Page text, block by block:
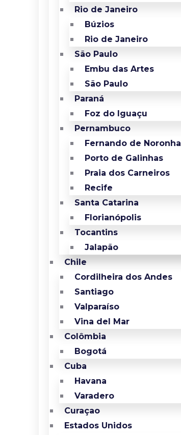
Rio de Janeiro
Búzios
Rio de Janeiro
São Paulo
Embu das Artes
São Paulo
Paraná
Foz do Iguaçu
Pernambuco
Fernando de Noronha
Porto de Galinhas
Praia dos Carneiros
Recife
Santa Catarina
Florianópolis
Tocantins
Jalapão
Chile
Cordilheira dos Andes
Santiago
Valparaíso
Vina del Mar
Colômbia
Bogotá
Cuba
Havana
Varadero
Curaçao
Estados Unidos